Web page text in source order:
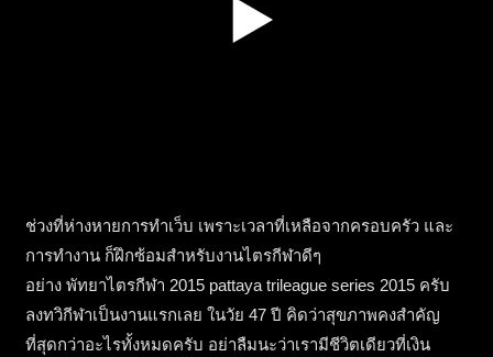
ช่วงที่ห่างหายการทำเว็บ เพราะเวลาที่เหลือจากครอบครัว และ
การทำงาน ก็ฝึกซ้อมสำหรับงานไตรกีฬาดีๆ
อย่าง พัทยาไตรกีฬา 2015 pattaya trileague series 2015 ครับ
ลงทวิกีฬาเป็นงานแรกเลย ในวัย 47 ปี คิดว่าสุขภาพคงสำคัญ
ที่สุดกว่าอะไรทั้งหมดครับ อย่าลืมนะว่าเรามีชีวิตเดียวที่เงิน